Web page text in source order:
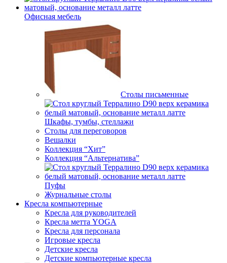
Офисная мебель
Столы письменные
Шкафы, тумбы, стеллажи
Столы для переговоров
Вешалки
Коллекция “Хит”
Коллекция “Альтернатива”
Пуфы
Журнальные столы
Кресла компьютерные
Кресла для руководителей
Кресла метта YOGA
Кресла для персонала
Игровые кресла
Детские кресла
Детские компьютерные кресла